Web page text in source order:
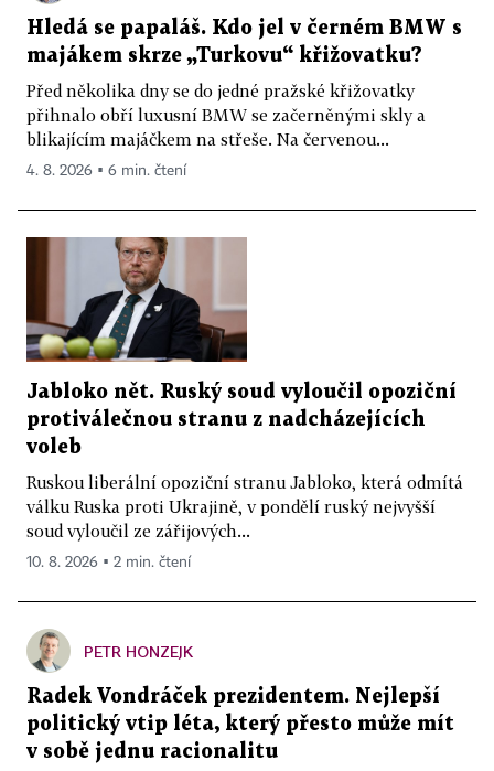
Hledá se papaláš. Kdo jel v černém BMW s
majákem skrze „Turkovu“ křižovatku?
Před několika dny se do jedné pražské křižovatky
přihnalo obří luxusní BMW se začerněnými skly a
blikajícím majáčkem na střeše. Na červenou...
4. 8. 2026 ▪ 6 min. čtení
Jabloko nět. Ruský soud vyloučil opoziční
protiválečnou stranu z nadcházejících
voleb
Ruskou liberální opoziční stranu Jabloko, která odmítá
válku Ruska proti Ukrajině, v pondělí ruský nejvyšší
soud vyloučil ze zářijových...
10. 8. 2026 ▪ 2 min. čtení
PETR HONZEJK
Radek Vondráček prezidentem. Nejlepší
politický vtip léta, který přesto může mít
v sobě jednu racionalitu